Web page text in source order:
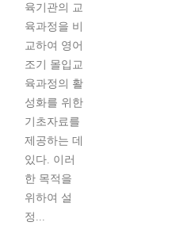
육기관의 교
육과정을 비
교하여 영어
조기 몰입교
육과정의 활
성화를 위한
기초자료를
제공하는 데
있다. 이러
한 목적을
위하여 설
정...